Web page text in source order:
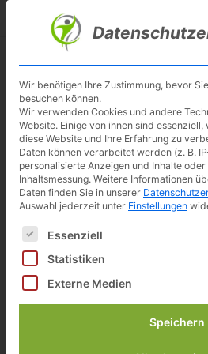
Skip
Besuche meinen
SportPlus
Die Marke SportPlus
Unter dem
angeboten. Das
Wir benötigen Ihre Zustimmung, bevor
besuchen können.
Wir verwenden Cookies und andere
Website. Einige von ihnen sind
diese Website und Ihre Erfahrung zu
Daten können verarbeitet werden (z. B.
personalisierte Anzeigen und Inhalte
Inhaltsmessung. Weitere Informationen
Daten finden Sie in unserer
Auswahl jederzeit unter Einstellungen
Es folgt eine Liste der Service-
Essenziell
Statistiken
Externe Medien
Speichern